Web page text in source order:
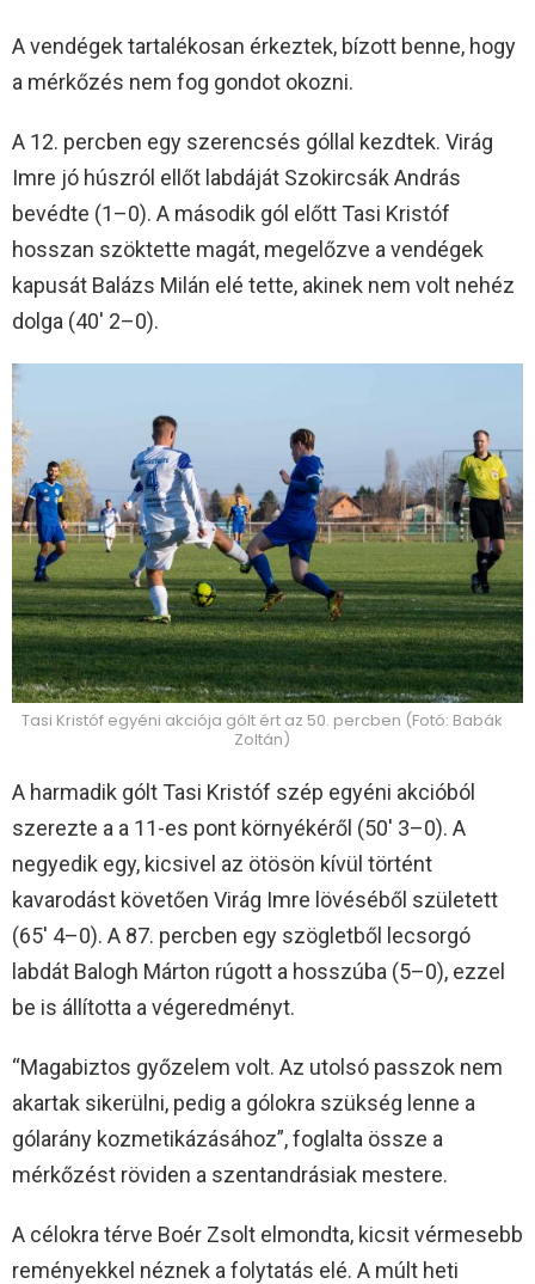
A vendégek tartalékosan érkeztek, bízott benne, hogy
a mérkőzés nem fog gondot okozni.
A 12. percben egy szerencsés góllal kezdtek. Virág
Imre jó húszról ellőt labdáját Szokircsák András
bevédte (1–0). A második gól előtt Tasi Kristóf
hosszan szöktette magát, megelőzve a vendégek
kapusát Balázs Milán elé tette, akinek nem volt nehéz
dolga (40′ 2–0).
Tasi Kristóf egyéni akciója gólt ért az 50. percben (Fotó: Babák
Zoltán)
A harmadik gólt Tasi Kristóf szép egyéni akcióból
szerezte a a 11-es pont környékéről (50′ 3–0). A
negyedik egy, kicsivel az ötösön kívül történt
kavarodást követően Virág Imre lövéséből született
(65′ 4–0). A 87. percben egy szögletből lecsorgó
labdát Balogh Márton rúgott a hosszúba (5–0), ezzel
be is állította a végeredményt.
“Magabiztos győzelem volt. Az utolsó passzok nem
akartak sikerülni, pedig a gólokra szükség lenne a
gólarány kozmetikázásához”, foglalta össze a
mérkőzést röviden a szentandrásiak mestere.
A célokra térve Boér Zsolt elmondta, kicsit vérmesebb
reményekkel néznek a folytatás elé. A múlt heti